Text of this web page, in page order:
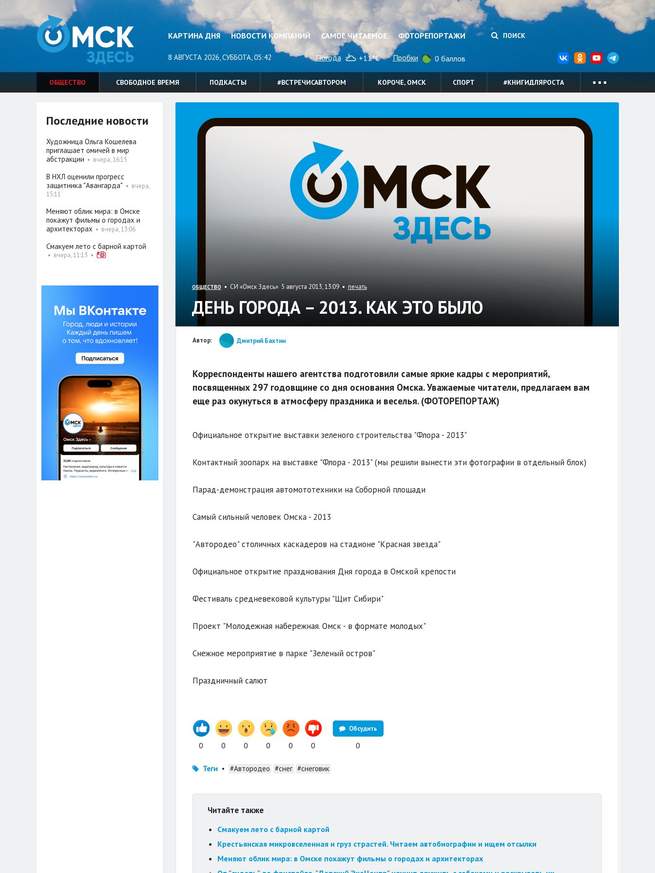
КАРТИНА ДНЯ НОВОСТИ КОМПАНИЙ САМОЕ ЧИТАЕМОЕ ФОТОРЕПОРТАЖИ ПОИСК
8 АВГУСТА 2026, СУББОТА, 05:42 Погода +11°C Пробки 0 баллов
ОБЩЕСТВО СВОБОДНОЕ ВРЕМЯ ПОДКАСТЫ #ВСТРЕЧИСАВТОРОМ КОРОЧЕ, ОМСК СПОРТ #КНИГИДЛЯРОСТА
ОБЩЕСТВО • СИ «Омск Здесь» 5 августа 2013, 13:09 • печать
ДЕНЬ ГОРОДА – 2013. КАК ЭТО БЫЛО
Автор: Дмитрий Бахтин
Корреспонденты нашего агентства подготовили самые яркие кадры с мероприятий,
посвященных 297 годовщине со дня основания Омска. Уважаемые читатели, предлагаем вам
еще раз окунуться в атмосферу праздника и веселья. (ФОТОРЕПОРТАЖ)
Официальное открытие выставки зеленого строительства "Флора - 2013"
Контактный зоопарк на выставке "Флора - 2013" (мы решили вынести эти фотографии в отдельный блок)
Парад-демонстрация автомототехники на Соборной площади
Самый сильный человек Омска - 2013
"Автородео" столичных каскадеров на стадионе "Красная звезда"
Официальное открытие празднования Дня города в Омской крепости
Фестиваль средневековой культуры "Щит Сибири"
Проект "Молодежная набережная. Омск - в формате молодых"
Снежное мероприятие в парке "Зеленый остров"
Праздничный салют
0 0 0 0 0 0
Обсудить
0
Теги • #Автородео #снег #снеговик
Читайте также
Смакуем лето с барной картой
Крестьянская микровселенная и груз страстей. Читаем автобиографии и ищем отсылки
Меняют облик мира: в Омске покажут фильмы о городах и архитекторах
Последние новости
Художница Ольга Кошелева
приглашает омичей в мир
абстракции • вчера, 16:15
В НХЛ оценили прогресс
защитника "Авангарда" • вчера,
15:11
Меняют облик мира: в Омске
покажут фильмы о городах и
архитекторах • вчера, 13:06
Смакуем лето с барной картой
• вчера, 11:13 •